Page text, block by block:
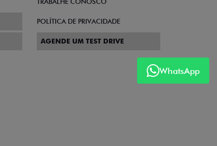
WhatsApp
POLÍTICA DE PRIVACIDADE
AGENDE UM TEST DRIVE